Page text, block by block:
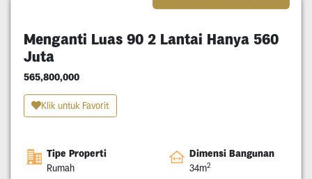
Menganti Luas 90 2 Lantai Hanya 560
Juta
565,800,000
Klik untuk Favorit
Tipe Properti
Rumah
Dimensi Bangunan
34m2